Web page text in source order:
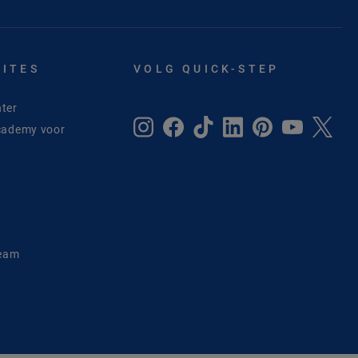
voor
VOLG QUICK-STEP